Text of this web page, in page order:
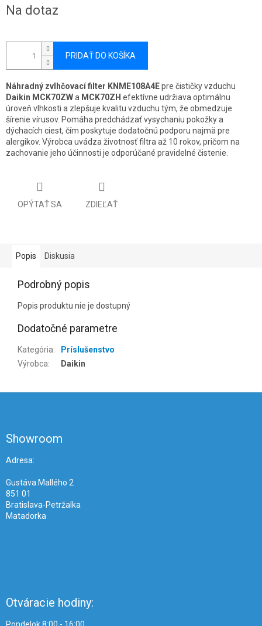
cena:
Na dotaz
PRIDAŤ DO KOŠÍKA
Náhradný zvlhčovací filter KNME108A4Epre čističky vzduchu
Daikin MCK70ZWa MCK70ZH efektívne udržiava optimálnu
úroveň vlhkosti a zlepšuje kvalitu vzduchu tým, že obmedzuje
šírenie vírusov. Pomáha predchádzať vysychaniu pokožky a
dýchacích ciest, čím poskytuje dodatočnú podporu najmä pre
alergikov. Výrobca uvádza životnosť filtra až 10 rokov, pričom na
zachovanie jeho účinnosti je odporúčané pravidelné čistenie.
OPÝTAŤ SA ZDIEĽAŤ
Popis Diskusia
Podrobný popis
Popis produktu nie je dostupný
Dodatočné parametre
Kategória:
Príslušenstvo
Výrobca: Daikin
Showroom
Adresa:
Gustáva Mallého 2
851 01
Bratislava-Petržalka
Matadorka
Otváracie hodiny:
Pondelok 8:00 - 16:00